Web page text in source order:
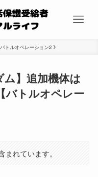
トルオペレーション2
ム】追加機体は
バトルオペレー
れています。